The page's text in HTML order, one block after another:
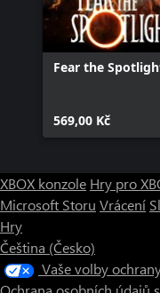
Fear the
569,00 Kč
XBOX konzole Hry pro
Microsoft Storu Vrácení
Hry
Čeština (Česko)
Vaše volby